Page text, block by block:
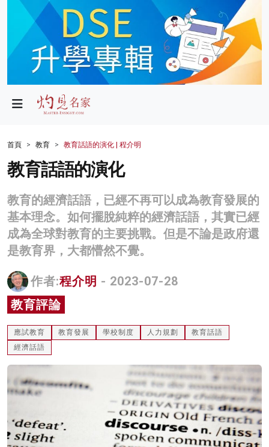
政局
財經
生活
商業
科技
名家榜
灼見活動
關於我們
首頁 教育 教育話語的演化 | 程介明
教育話語的演化
教育的經濟話語，已經不再可以成為教育發展的
基本理念。如何擺脫純粹的經濟話語，其實已經
成為全球對教育的主要挑戰。但是不論是政府還
是教育界，大都懵然不覺。
作者:程介明 - 2023-07-28
教育評論
應試教育 教育發展 學校制度 人力規劃
教育話語
經濟話語